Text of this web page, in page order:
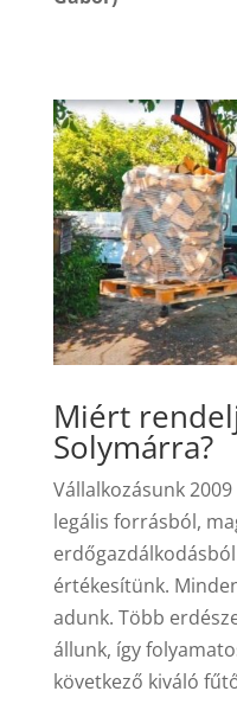
Miért
Solymárra?
Vállalkozásunk
legális forrásból,
értékesítünk.
adunk. Több
állunk, így
következő kiváló